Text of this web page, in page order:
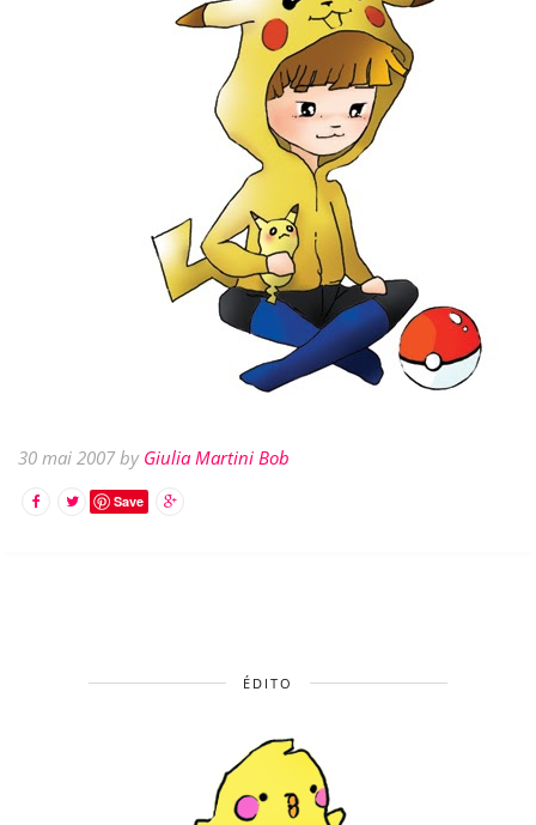
30 mai 2007 by Giulia Martini Bob
Save
ÉDITO